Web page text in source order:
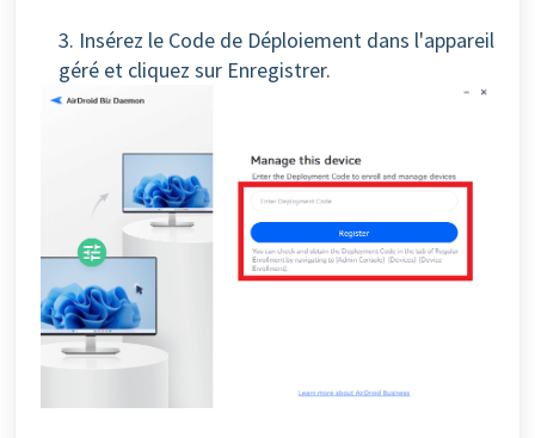
3. Insérez le Code de Déploiement dans l'appareil
géré et cliquez sur Enregistrer.